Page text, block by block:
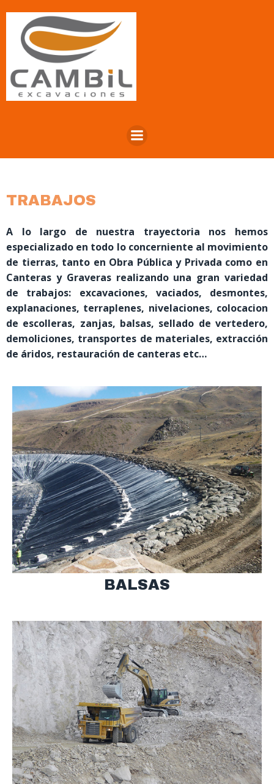
TRABAJOS
A lo largo de nuestra trayectoria nos hemos
especializado en todo lo concerniente al movimiento
de tierras, tanto en Obra Pública y Privada como en
Canteras y Graveras realizando una gran variedad
de trabajos: excavaciones, vaciados, desmontes,
explanaciones, terraplenes, nivelaciones, colocacion
de escolleras, zanjas, balsas, sellado de vertedero,
demoliciones, transportes de materiales, extracción
de áridos, restauración de canteras etc…
BALSAS